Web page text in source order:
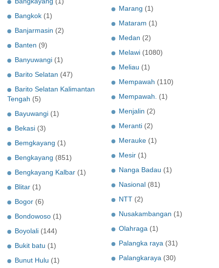
Bangkok (1)
Banjarmasin (2)
Banten (9)
Banyuwangi (1)
Barito Selatan (47)
Barito Selatan Kalimantan
Tengah (5)
Bayuwangi (1)
Bekasi (3)
Bemgkayang (1)
Bengkayang (851)
Bengkayang Kalbar (1)
Blitar (1)
Bogor (6)
Bondowoso (1)
Boyolali (144)
Bukit batu (1)
Bunut Hulu (1)
Marang (1)
Mataram (1)
Medan (2)
Melawi (1080)
Meliau (1)
Mempawah (110)
Mempawah. (1)
Menjalin (2)
Meranti (2)
Merauke (1)
Mesir (1)
Nanga Badau (1)
Nasional (81)
NTT (2)
Nusakambangan (1)
Olahraga (1)
Palangka raya (31)
Palangkaraya (30)